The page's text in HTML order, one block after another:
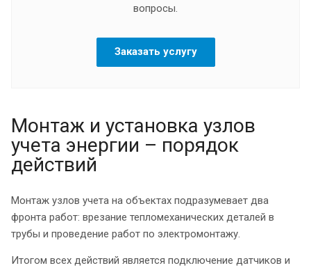
вопросы.
Заказать услугу
Монтаж и установка узлов
учета энергии – порядок
действий
Монтаж узлов учета на объектах подразумевает два
фронта работ: врезание тепломеханических деталей в
трубы и проведение работ по электромонтажу.
Итогом всех действий является подключение датчиков и